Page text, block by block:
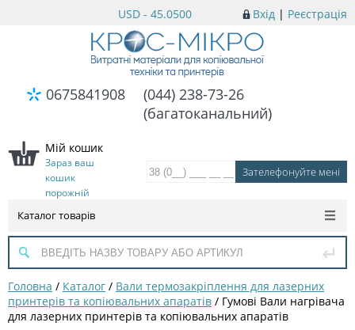
Вхід | Реєстрація
USD - 45.0500
0675841908
(044) 238-73-26
(багатоканальний)
Мій кошик
Зараз ваш
кошик
порожній
Каталог товарів
Головна / Каталог / Вали термозакріплення для лазерних
принтерів та копіювальних апаратів / Гумові Вали нагрівача
для лазерних принтерів та копіювальних апаратів